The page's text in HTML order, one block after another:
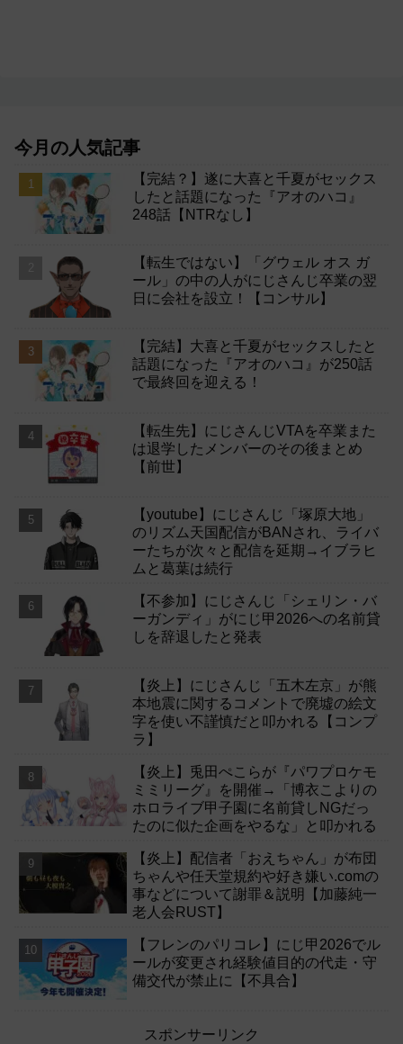
今月の人気記事
【完結？】遂に大喜と千夏がセックス
したと話題になった『アオのハコ』
248話【NTRなし】
【転生ではない】「グウェル オス ガ
ール」の中の人がにじさんじ卒業の翌
日に会社を設立！【コンサル】
【完結】大喜と千夏がセックスしたと
話題になった『アオのハコ』が250話
で最終回を迎える！
【転生先】にじさんじVTAを卒業また
は退学したメンバーのその後まとめ
【前世】
【youtube】にじさんじ「塚原大地」
のリズム天国配信がBANされ、ライバ
ーたちが次々と配信を延期→イブラヒ
ムと葛葉は続行
【不参加】にじさんじ「シェリン・バ
ーガンディ」がにじ甲2026への名前貸
しを辞退したと発表
【炎上】にじさんじ「五木左京」が熊
本地震に関するコメントで廃墟の絵文
字を使い不謹慎だと叩かれる【コンプ
ラ】
【炎上】兎田ぺこらが『パワプロケモ
ミミリーグ』を開催→「博衣こよりの
ホロライブ甲子園に名前貸しNGだっ
たのに似た企画をやるな」と叩かれる
【炎上】配信者「おえちゃん」が布団
ちゃんや任天堂規約や好き嫌い.comの
事などについて謝罪＆説明【加藤純一
老人会RUST】
【フレンのパリコレ】にじ甲2026でル
ールが変更され経験値目的の代走・守
備交代が禁止に【不具合】
スポンサーリンク